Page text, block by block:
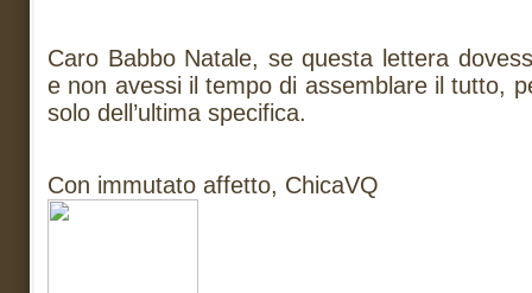
Caro Babbo Natale, se questa lettera
e non avessi il tempo di assemblare il tutto,
solo dell’ultima specifica.
Con immutato affetto, ChicaVQ